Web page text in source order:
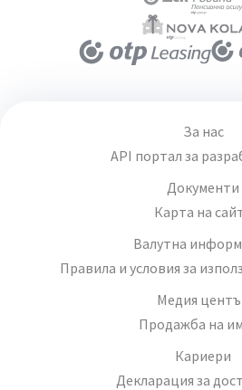
За нас
API портал за
Документи
Карта на
Валутна
Правила и условия за
Медия
Продажба на
Кариери
Декларация за